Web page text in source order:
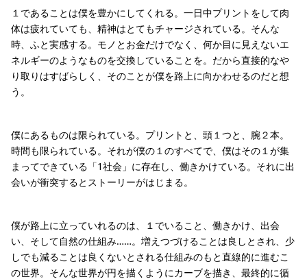
１であることは僕を豊かにしてくれる。一日中プリントをして肉
体は疲れていても、精神はとてもチャージされている。そんな
時、ふと実感する。モノとお金だけでなく、何か目に見えないエ
ネルギーのようなものを交換していることを。だから直接的なや
り取りはすばらしく、そのことが僕を路上に向かわせるのだと想
う。
僕にあるものは限られている。プリントと、頭１つと、腕２本。
時間も限られている。それが僕の１のすべてで、僕はその１が集
まってできている「1社会」に存在し、働きかけている。それに出
会いが衝突するとストーリーがはじまる。
僕が路上に立っていれるのは、１でいること、働きかけ、出会
い、そして自然の仕組み……。増えつづけることは良しとされ、少
しでも減ることは良くないとされる仕組みのもと直線的に進むこ
の世界。そんな世界が円を描くようにカーブを描き、最終的に循